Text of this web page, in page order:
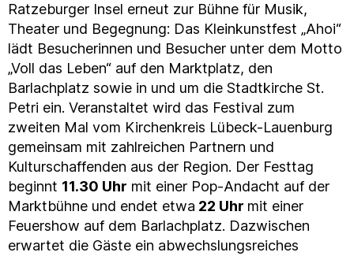
Ratzeburger Insel erneut zur Bühne für Musik,
Theater und Begegnung: Das Kleinkunstfest „Ahoi“
lädt Besucherinnen und Besucher unter dem Motto
„Voll das Leben“ auf den Marktplatz, den
Barlachplatz sowie in und um die Stadtkirche St.
Petri ein. Veranstaltet wird das Festival zum
zweiten Mal vom Kirchenkreis Lübeck-Lauenburg
gemeinsam mit zahlreichen Partnern und
Kulturschaffenden aus der Region. Der Festtag
beginnt 11.30 Uhr mit einer Pop-Andacht auf der
Marktbühne und endet etwa 22 Uhr mit einer
Feuershow auf dem Barlachplatz. Dazwischen
erwartet die Gäste ein abwechslungsreiches